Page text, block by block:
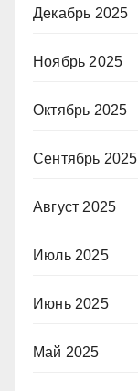
Декабрь 2025
Ноябрь 2025
Октябрь 2025
Сентябрь 2025
Август 2025
Июль 2025
Июнь 2025
Май 2025